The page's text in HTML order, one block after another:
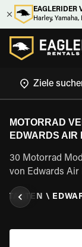
EAGLERIDER
Harley,
MOTORRAD
EDWARDS AIR
30 Motorrad
von Edwards Air
STAATEN \